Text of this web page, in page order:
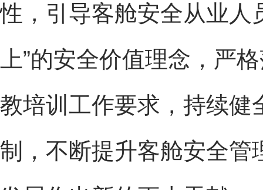
性，引导客舱安全从业人
上”的安全价值理念，严
教培训工作要求，持续健
制，不断提升客舱安全管